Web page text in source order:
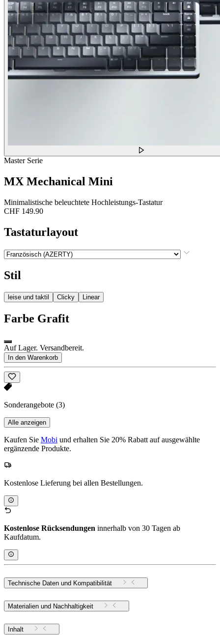
Master Serie
MX Mechanical Mini
Minimalistische beleuchtete Hochleistungs-Tastatur
CHF 149.90
Tastaturlayout
Stil
leise und taktil Clicky Linear
Farbe Grafit
Auf Lager. Versandbereit.
In den Warenkorb
Sonderangebote (3)
Alle anzeigen
Kaufen Sie Mobi und erhalten Sie 20% Rabatt auf ausgewählte
ergänzende Produkte.
Kostenlose Lieferung bei allen Bestellungen.
Kostenlose Rücksendungen innerhalb von 30 Tagen ab
Kaufdatum.
Technische Daten und Kompatibilität
Materialien und Nachhaltigkeit
Inhalt